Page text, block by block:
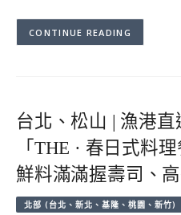
CONTINUE READING
台北、松山 | 漁港
「THE · 春日式料
鮮料滿滿握壽司、
北部 (台北、新北、基隆、桃園、新竹)